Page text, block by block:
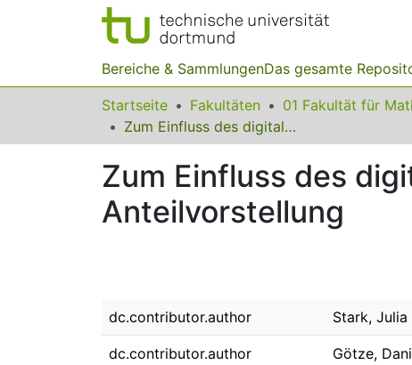
Bereiche & SammlungenDas gesamte
Startseite Fakultäten
Zum Einfluss des digitalen Feedbacks bei der Förderung einer Anteilvorstellung
Zum Einfluss des
Anteilvorstellung
dc.contributor.author Stark, Julia
dc.contributor.author Götze,